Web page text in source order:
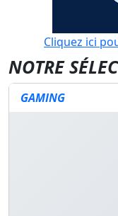
Cliquez ici
NOTRE
GAMING